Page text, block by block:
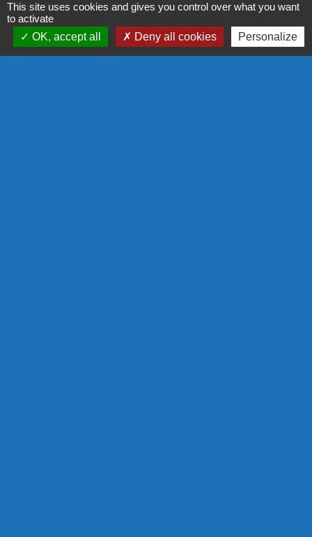
This site uses cookies and gives you control over what you want
to activate
OK, accept all
Deny all cookies Personalize